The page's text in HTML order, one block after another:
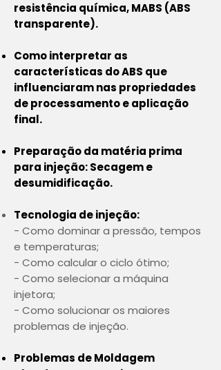
resistência química, MABS (ABS
transparente).
Como interpretar as
características do ABS que
influenciaram nas propriedades
de processamento e aplicação
final.
Preparação da matéria prima
para injeção: Secagem e
desumidificação.
Tecnologia de injeção:
- Como dominar a pressão, tempos
e temperaturas;
- Como calcular o ciclo ótimo;
- Como selecionar a máquina
injetora;
- Como solucionar os maiores
problemas de injeção.
Problemas de Moldagem